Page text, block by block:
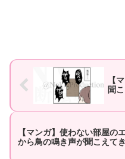
【
聞
【マンガ】使わない部屋の
から鳥の鳴き声が聞こえて